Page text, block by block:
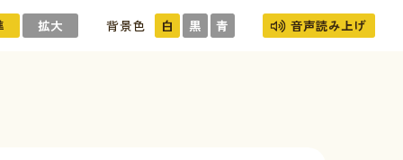
拡大 背景色 白 黒 青 音声読み上げ